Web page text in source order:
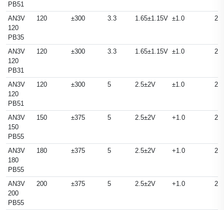
PB51
AN3V
120
PB35
120 ±300 3.3 1.65±1.15V ±1.0
AN3V
120
PB31
120 ±300 3.3 1.65±1.15V ±1.0
AN3V
120
PB51
120 ±300 5 2.5±2V ±1.0
AN3V
150
PB55
150 ±375 5 2.5±2V +1.0
AN3V
180
PB55
180 ±375 5 2.5±2V +1.0
AN3V
200
PB55
200 ±375 5 2.5±2V +1.0